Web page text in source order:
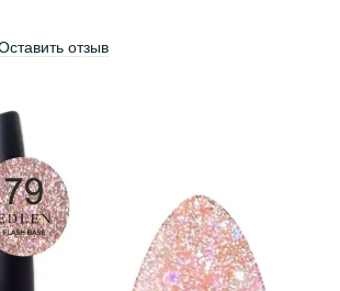
отзыв